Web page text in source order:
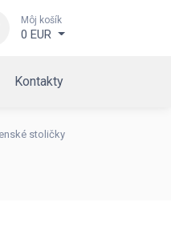
Môj košík
0 EUR
Kontakty
stoličky